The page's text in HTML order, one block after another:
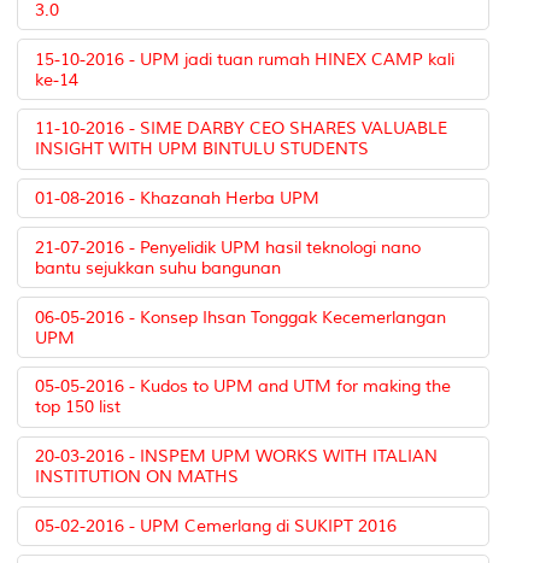
3.0
15-10-2016 - UPM jadi tuan rumah HINEX CAMP kali
ke-14
11-10-2016 - SIME DARBY CEO SHARES VALUABLE
INSIGHT WITH UPM BINTULU STUDENTS
01-08-2016 - Khazanah Herba UPM
21-07-2016 - Penyelidik UPM hasil teknologi nano
bantu sejukkan suhu bangunan
06-05-2016 - Konsep Ihsan Tonggak Kecemerlangan
UPM
05-05-2016 - Kudos to UPM and UTM for making the
top 150 list
20-03-2016 - INSPEM UPM WORKS WITH ITALIAN
INSTITUTION ON MATHS
05-02-2016 - UPM Cemerlang di SUKIPT 2016